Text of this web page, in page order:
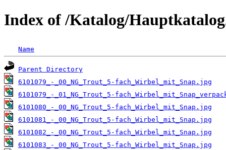
Index of /Katalog/
Name
Parent Directory
6101079_-_00_NG_Trout_5-fach_Wirbel_mit_Snap.jpg
6101079_-_01_NG_Trout_5-
6101080_-_00_NG_Trout_5-fach_Wirbel_mit_Snap.jpg
6101081_-_00_NG_Trout_5-fach_Wirbel_mit_Snap.jpg
6101082_-_00_NG_Trout_5-fach_Wirbel_mit_Snap.jpg
6101083_-_00_NG_Trout_5-fach_Wirbel_mit_Snap.jpg